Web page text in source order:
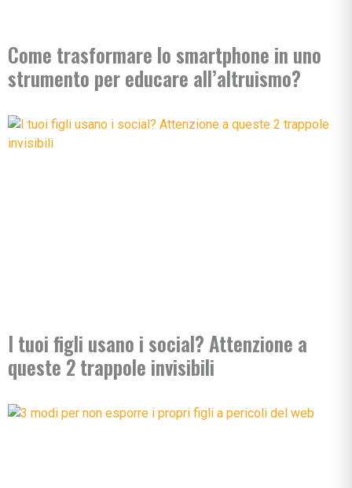
Come trasformare lo smartphone in uno
strumento per educare all’altruismo?
I tuoi figli usano i social? Attenzione a
queste 2 trappole invisibili